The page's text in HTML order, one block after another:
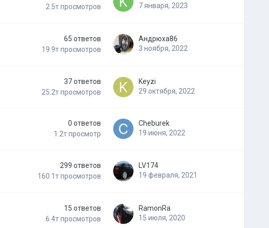
2.5т просмотров
7 января, 2023
65 ответов
19.9т просмотров
Андрюха86
3 ноября, 2022
37 ответов
25.2т просмотров
Keyzi
29 октября, 2022
0 ответов
1.2т просмотр
Cheburek
19 июня, 2022
299 ответов
160.1т просмотров
LV174
19 февраля, 2021
15 ответов
6.4т просмотров
RamonRa
15 июля, 2020